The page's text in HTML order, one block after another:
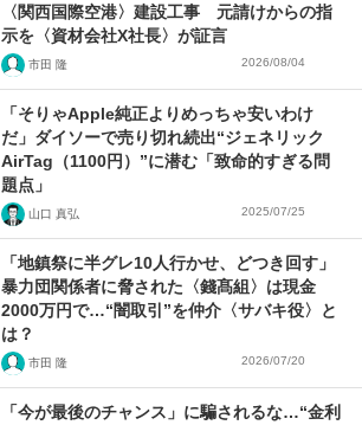
〈関西国際空港〉建設工事 元請けからの指
示を〈資材会社X社長〉が証言
市田 隆 2026/08/04
「そりゃApple純正よりめっちゃ安いわけ
だ」ダイソーで売り切れ続出“ジェネリック
AirTag（1100円）”に潜む「致命的すぎる問
題点」
山口 真弘 2025/07/25
「地鎮祭に半グレ10人行かせ、どつき回す」
暴力団関係者に脅された〈錢髙組〉は現金
2000万円で…“闇取引”を仲介〈サバキ役〉と
は？
市田 隆 2026/07/20
「今が最後のチャンス」に騙されるな…“金利